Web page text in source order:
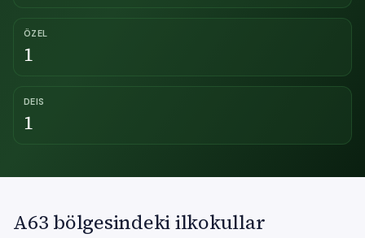
ÖZEL
1
DEIS
1
A63 bölgesindeki ilkokullar